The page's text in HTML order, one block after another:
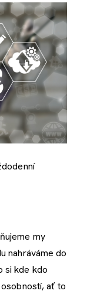
my
nahráváme do
si kde kdo
ať to